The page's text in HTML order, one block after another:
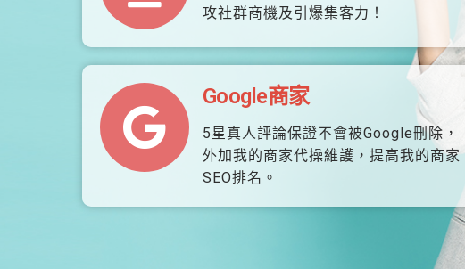
攻社群商機及引爆集客力！
Google商家
5星真人評論保證不會被Google刪除，
外加我的商家代操維護，提高我的商家
SEO排名。